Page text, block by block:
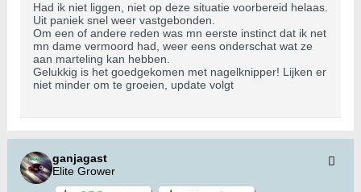
Had ik niet liggen, niet op deze situatie voorbereid helaas.
Uit paniek snel weer vastgebonden.
Om een of andere reden was mn eerste instinct dat ik net
mn dame vermoord had, weer eens onderschat wat ze
aan marteling kan hebben.
Gelukkig is het goedgekomen met nagelknipper! Lijken er
niet minder om te groeien, update volgt
ganjagast
Elite Grower